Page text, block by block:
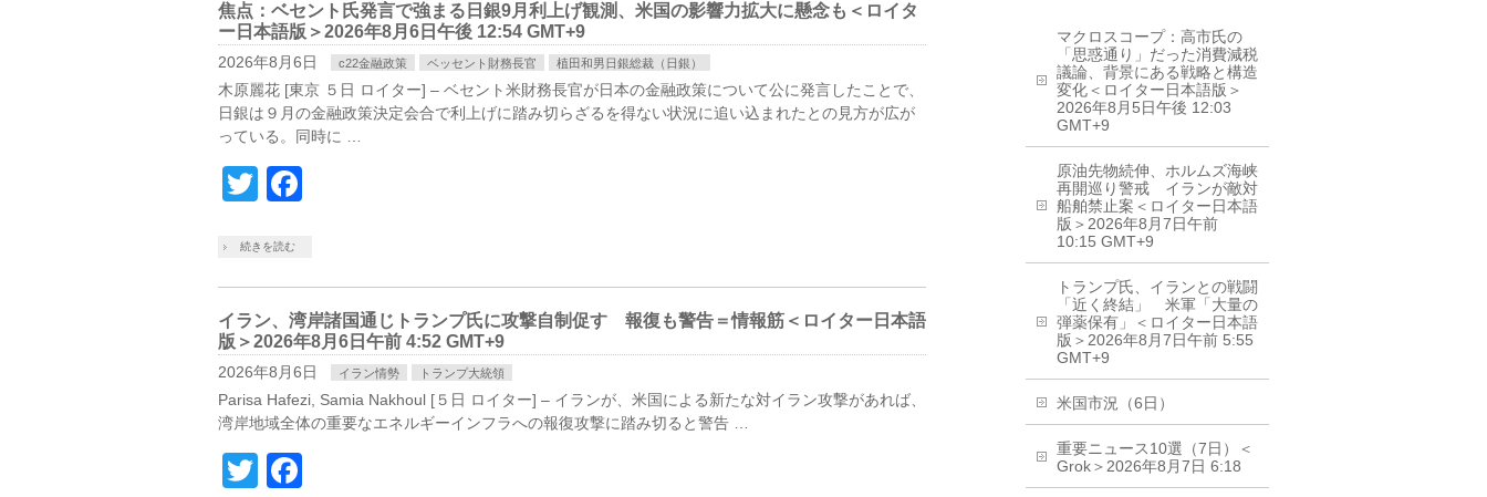
焦点：ベセント氏発言で強まる日銀9月利上げ観測、米国の影響力拡大に懸念も＜ロイタ
ー日本語版＞2026年8月6日午後 12:54 GMT+9
2026年8月6日 c22金融政策 ベッセント財務長官 植田和男日銀総裁（日銀）
木原麗花 [東京 ５日 ロイター] – ベセント米財務長官が日本の金融政策について公に発言したことで、
日銀は９月の金融政策決定会合で利上げに踏み切らざるを得ない状況に追い込まれたとの見方が広が
っている。同時に …
Twitter
続きを読む
イラン、湾岸諸国通じトランプ氏に攻撃自制促す 報復も警告＝情報筋＜ロイター日本語
版＞2026年8月6日午前 4:52 GMT+9
2026年8月6日 イラン情勢 トランプ大統領
Parisa Hafezi, Samia Nakhoul [５日 ロイター] – イランが、米国による新たな対イラン攻撃があれば、
湾岸地域全体の重要なエネルギーインフラへの報復攻撃に踏み切る​と警告 …
Twitter
マクロスコープ：高市氏の
「思惑通り」だった消費減税
議論、背景にある戦略と構造
変化＜ロイター日本語版＞
2026年8月5日午後 12:03
GMT+9
原油先物続伸、ホルムズ海峡
再開巡り警戒 イランが敵対
船舶禁止案＜ロイター日本語
版＞2026年8月7日午前
10:15 GMT+9
トランプ氏、イランとの戦闘
「近く終結」 米軍「大量の
弾薬保有」＜ロイター日本語
版＞2026年8月7日午前 5:55
GMT+9
米国市況（6日）
重要ニュース10選（7日）＜
Grok＞2026年8月7日 6:18